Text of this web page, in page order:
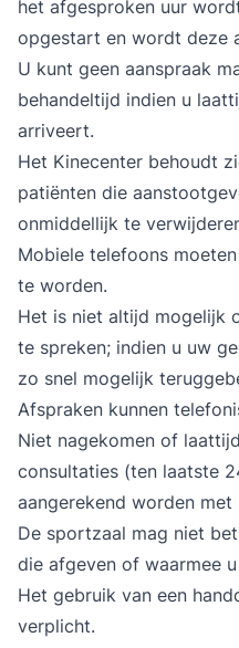
het afgesproken uur
opgestart en wordt deze
U kunt geen aanspraak
behandeltijd indien u
arriveert.
Het Kinecenter behoudt
patiënten die
onmiddellijk te
Mobiele telefoons
te worden.
Het is niet altijd mogelijk
te spreken; indien u uw
zo snel mogelijk
Afspraken kunnen
Niet nagekomen of
consultaties (ten laatste
aangerekend worden
De sportzaal mag niet
die afgeven of waarmee
Het gebruik van een
verplicht.